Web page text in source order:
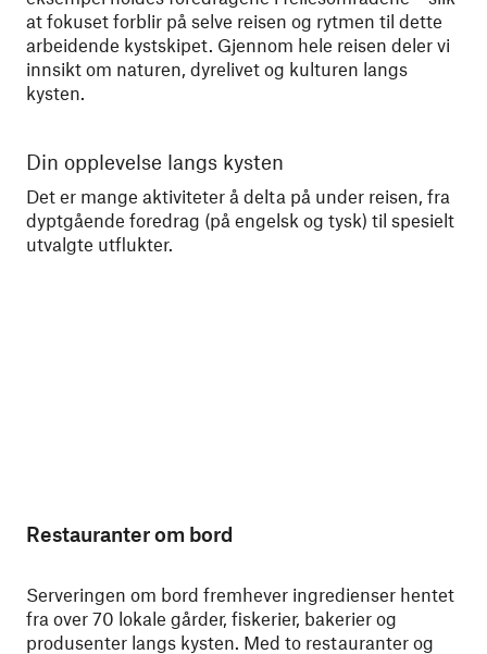
at fokuset forblir på selve reisen og rytmen til dette
arbeidende kystskipet. Gjennom hele reisen deler vi
innsikt om naturen, dyrelivet og kulturen langs
kysten.
Din opplevelse langs kysten
Det er mange aktiviteter å delta på under reisen, fra
dyptgående foredrag (på engelsk og tysk) til spesielt
utvalgte utflukter.
Restauranter om bord
Serveringen om bord fremhever ingredienser hentet
fra over 70 lokale gårder, fiskerier, bakerier og
produsenter langs kysten. Med to restauranter og